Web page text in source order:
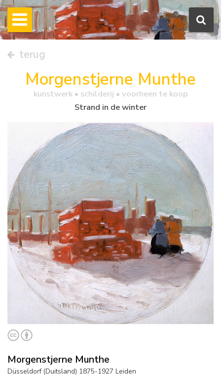
terug
Morgenstjerne Munthe
kunstwerk • schilderij • voorheen te koop
Strand in de winter
Morgenstjerne Munthe
Düsseldorf (Duitsland) 1875-1927 Leiden